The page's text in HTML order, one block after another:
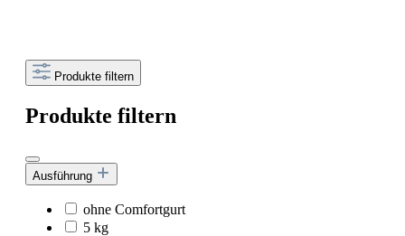
Produkte filtern
Produkte filtern
Ausführung
ohne Comfortgurt
5 kg